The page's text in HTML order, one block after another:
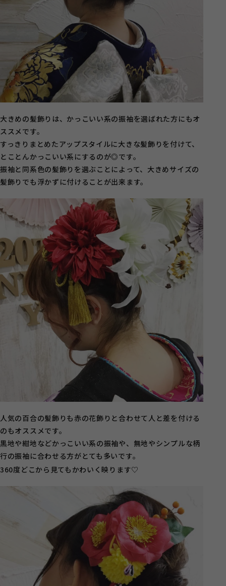
大きめの髪飾りは、かっこいい系の振袖を選ばれた方にもオ
ススメです。
すっきりまとめたアップスタイルに大きな髪飾りを付けて、
とことんかっこいい系にするのが◎です。
振袖と同系色の髪飾りを選ぶことによって、大きめサイズの
髪飾りでも浮かずに付けることが出来ます。
人気の百合の髪飾りも赤の花飾りと合わせて人と差を付ける
のもオススメです。
黒地や紺地などかっこいい系の振袖や、無地やシンプルな柄
行の振袖に合わせる方がとても多いです。
360度どこから見てもかわいく映ります♡